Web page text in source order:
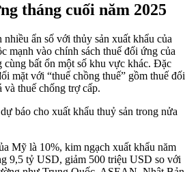
tháng cuối năm 2025
ẩn số với thủy sản xuất khẩu của
mạnh vào chính sách thuế đối ứng của
bất ổn một số khu vực khác. Đặc
mặt với “thuế chồng thuế” gồm thuế đối
và thuế chống trợ cấp.
báo cho xuất khẩu thuỷ sản trong nửa
Mỹ là 10%, kim ngạch xuất khẩu năm
9,5 tỷ USD, giảm 500 triệu USD so với